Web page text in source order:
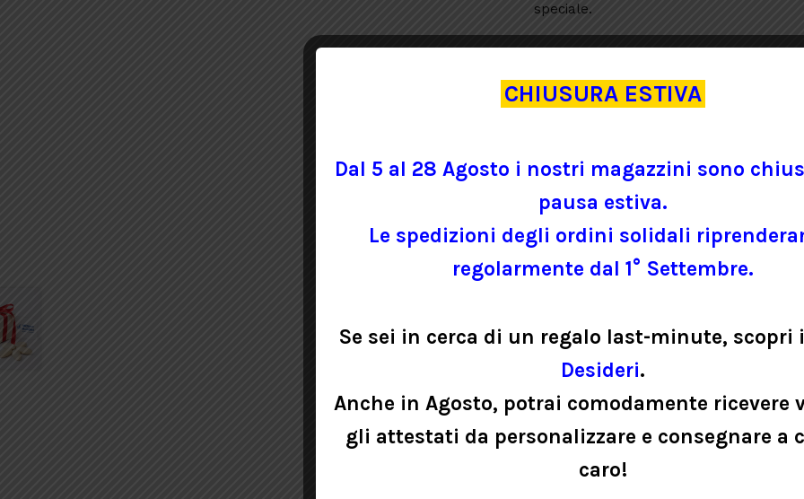
speciale.
Dimensioni portaconfetti: 5 x 5 x 5
Bigliettino solidale
Vuoi completare la tua bomboniera?
confetti al cioccolato fondente.
Per informazioni:
IL TUO SOSTEGNO CONTA
Non ci sono ancora recensioni.
Solamente clienti che hanno effettuato
CHIUSURA ESTIVA
Dal 5 al 28 Agosto i nostri magazzini sono
pausa estiva.
Le spedizioni degli ordini solidali
regolarmente dal 1° Settembre.
Se sei in cerca di un regalo last-minute, scopri
Desideri.
Anche in Agosto, potrai comodamente ricevere
gli attestati da personalizzare e consegnare a
caro!